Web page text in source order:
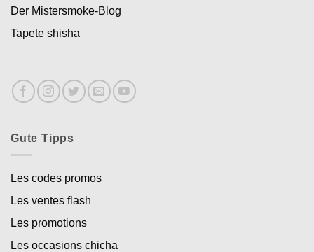
Der Mistersmoke-Blog
Tapete shisha
Gute Tipps
Les codes promos
Les ventes flash
Les promotions
Les occasions chicha